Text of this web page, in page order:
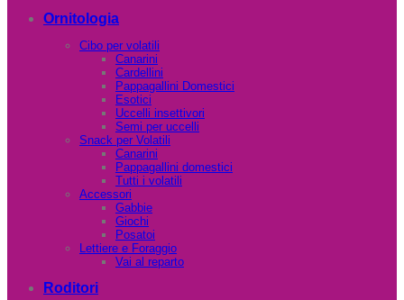
Ornitologia
Cibo per volatili
Canarini
Cardellini
Pappagallini Domestici
Esotici
Uccelli insettivori
Semi per uccelli
Snack per Volatili
Canarini
Pappagallini domestici
Tutti i volatili
Accessori
Gabbie
Giochi
Posatoi
Lettiere e Foraggio
Vai al reparto
Roditori